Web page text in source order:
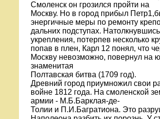
Смоленск он грозился пройти на
Москву. Но в город прибыл
энергичные меры по ремонту
дальних подступах.
укрепления, потерпев несколько
попав в плен, Карл 12 понял, что
Москву невозможно, повернул на
знаменитая
Полтавская битва (1709 год).
Древний город приумножил свои
войне 1812 года. На смоленской
армии - М.Б.Барклая-де-
Толии и П.И.Багратиона. Это